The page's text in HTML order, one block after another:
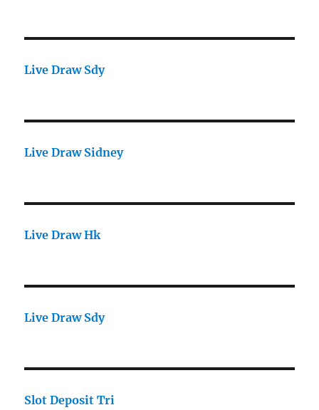
Live Draw Sdy
Live Draw Sidney
Live Draw Hk
Live Draw Sdy
Slot Deposit Tri